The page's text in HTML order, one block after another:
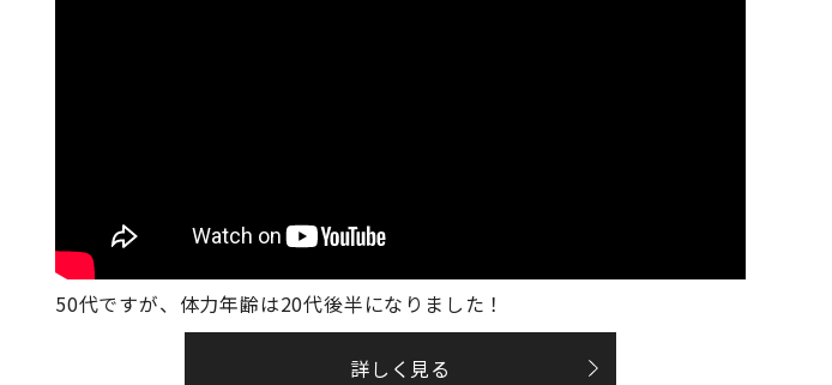
50代ですが、体力年齢は20代後半になりました！
詳しく見る